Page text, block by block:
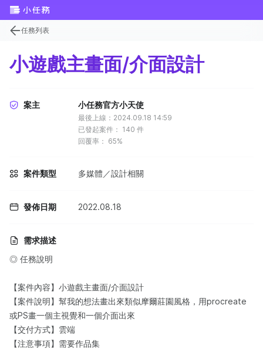
任務列表
小遊戲主畫面/介面設計
案主 小任務官方小天使
最後上線：2024.09.18 14:59
已發起案件： 140 件
回覆率： 65%
案件類型 多媒體／設計相關
發佈日期 2022.08.18
需求描述
◎ 任務說明
【案件內容】小遊戲主畫面/介面設計
【案件說明】幫我的想法畫出來類似摩爾莊園風格，用procreate
或PS畫一個主視覺和一個介面出來
【交付方式】雲端
【注意事項】需要作品集